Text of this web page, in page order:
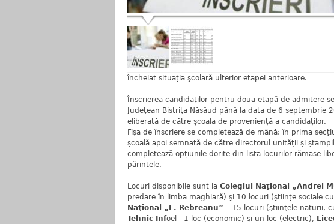
încheiat situaţia şcolară ulterior etapei anterioare.
Înscrierea candidaţilor pentru doua etapă de admitere
Judeţean Bistriţa Năsăud până la data de 6 septembrie
eliberată de către școala de proveniență a candidaților.
Fișa de înscriere se completează de mână: în prima
școală apoi semnată de către directorul unității și
completează opțiunile dorite din lista locurilor rămase
părintele.
Locuri disponibile sunt la Colegiul Naţional „Andrei
predare în limba maghiară) şi 10 locuri (ştiinţe sociale
Naţional „L. Rebreanu” – 15 locuri (ştiinţele naturii,
Tehnic Infoel - 1 loc (economic) şi un loc (electric),